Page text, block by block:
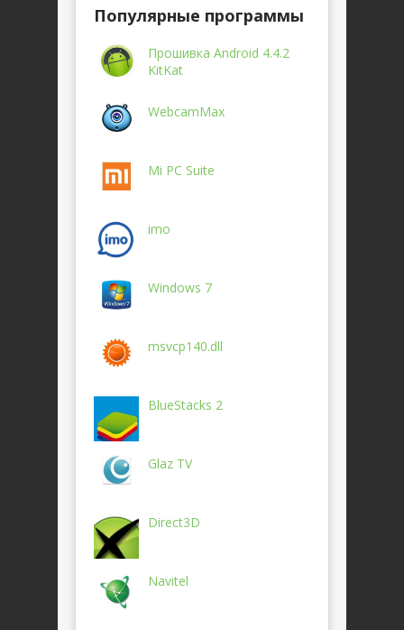
Популярные программы
Прошивка Android 4.4.2
KitKat
WebcamMax
Mi PC Suite
imo
Windows 7
msvcp140.dll
BlueStacks 2
Glaz TV
Direct3D
Navitel